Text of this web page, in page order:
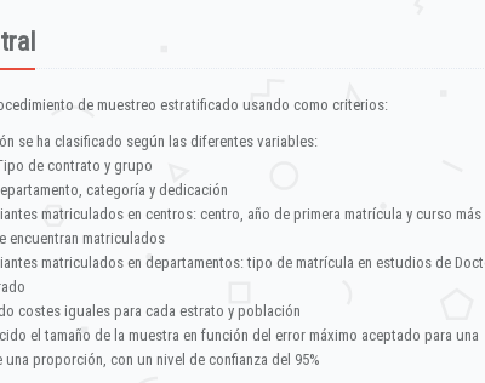
de muestreo estratificado usando como criterios:
se ha clasificado según las diferentes variables:
de contrato y grupo
categoría y dedicación
matriculados en centros: centro, año de primera matrícula y curso más
encuentran matriculados
matriculados en departamentos: tipo de matrícula en estudios de
costes iguales para cada estrato y población
el tamaño de la muestra en función del error máximo aceptado para una
una proporción, con un nivel de confianza del 95%